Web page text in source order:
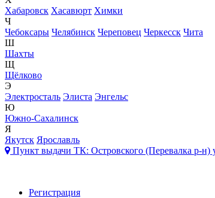
Хабаровск Хасавюрт Химки
Ч
Чебоксары Челябинск Череповец Черкесск Чита
Ш
Шахты
Щ
Щёлково
Э
Электросталь Элиста Энгельс
Ю
Южно-Сахалинск
Я
Якутск Ярославль
Пункт выдачи ТК: Островского (Перевалка р-н)
Регистрация